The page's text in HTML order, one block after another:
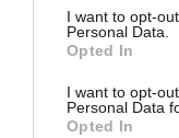
consent section.
I want to opt-
Personal Data.
Opted In
I want to opt-
Personal Data
Opted In
στρατιωτική τους
Πάνω από 100
Eurobank: Η